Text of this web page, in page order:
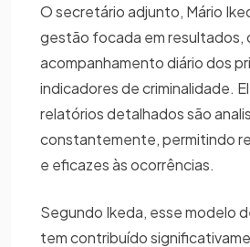
O secretário adjunto, Mário
gestão focada em resultados,
acompanhamento diário dos
indicadores de criminalidade.
relatórios detalhados são
constantemente, permitindo
e eficazes às ocorrências.
Segundo Ikeda, esse modelo
tem contribuído